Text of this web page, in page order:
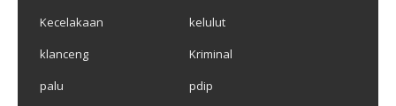
Kecelakaan
kelulut
klanceng
Kriminal
palu
pdip